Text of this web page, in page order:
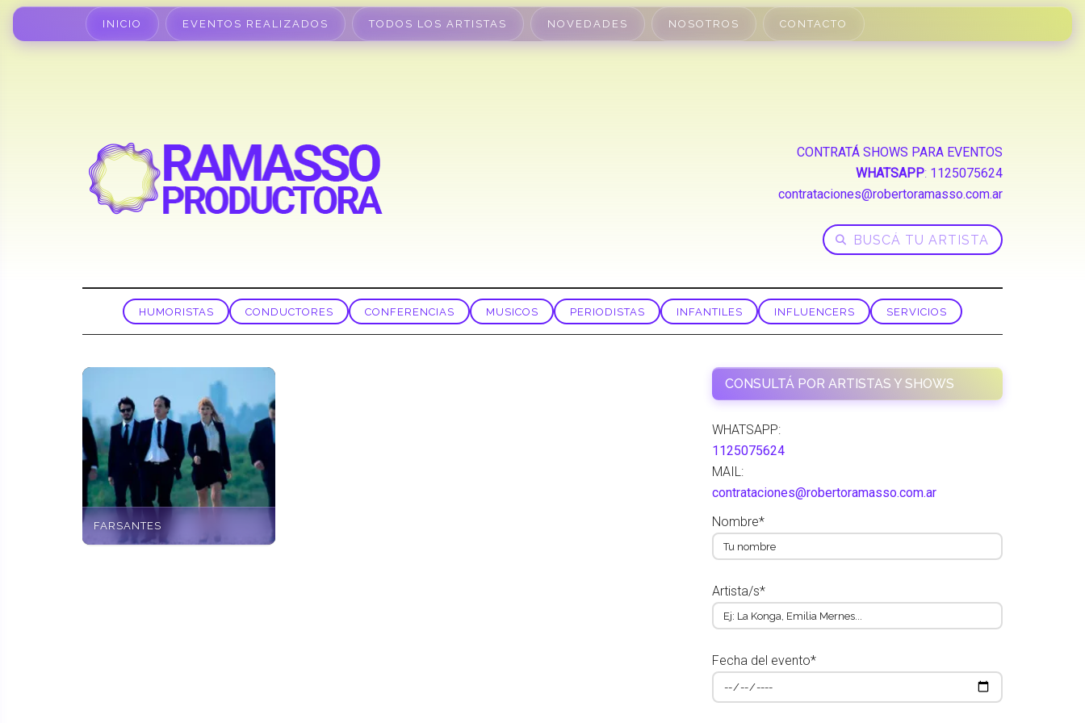
INICIO EVENTOS REALIZADOS TODOS LOS ARTISTAS NOVEDADES NOSOTROS CONTACTO
CONTRATÁ SHOWS PARA EVENTOS
WHATSAPP: 1125075624
contrataciones@robertoramasso.com.ar
HUMORISTAS CONDUCTORES CONFERENCIAS MUSICOS PERIODISTAS INFANTILES INFLUENCERS SERVICIOS
FARSANTES
CONSULTÁ POR ARTISTAS Y SHOWS
WHATSAPP:
1125075624
MAIL:
contrataciones@robertoramasso.com.ar
Nombre*
Artista/s*
Fecha del evento*